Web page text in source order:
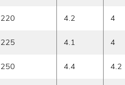
220 4.2 4
225 4.1 4
250 4.4 4.2